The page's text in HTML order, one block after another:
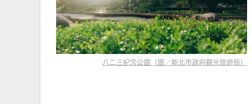
八二三紀念公園（圖／新北市政府觀光旅遊局）